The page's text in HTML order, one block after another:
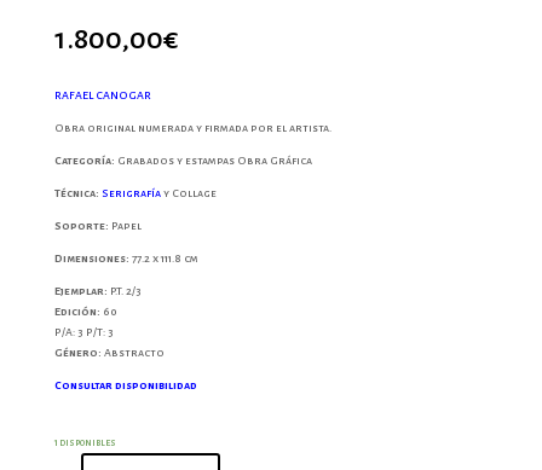
1.800,00€
RAFAEL CANOGAR
Obra original numerada y firmada por el artista.
Categoría: Grabados y estampas Obra Gráfica
Técnica: Serigrafía y Collage
Soporte: Papel
Dimensiones: 77.2 x 111.8 cm
Ejemplar: P.T. 2/3
Edición: 60
P/A: 3 P/T: 3
Género: Abstracto
Consultar disponibilidad
1 disponibles